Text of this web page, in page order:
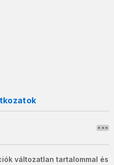
változatlan tartalommal és